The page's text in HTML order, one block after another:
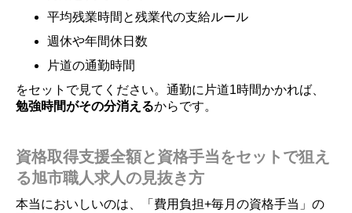
平均残業時間と残業代の支給ルール
週休や年間休日数
片道の通勤時間
をセットで見てください。通勤に片道1時間かかれば、
勉強時間がその分消えるからです。
資格取得支援全額と資格手当をセットで狙え
る旭市職人求人の見抜き方
本当においしいのは、「費用負担+毎月の資格手当」の